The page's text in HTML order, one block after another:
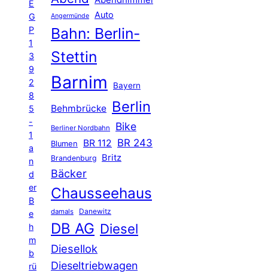
E
G
P
1
3
9
2
8
5
-
1
a
n
d
er
B
e
h
m
b
rü
Angermünde Auto
Bahn: Berlin-
Stettin
Barnim Bayern
Behmbrücke Berlin
Berliner Nordbahn Bike
Blumen BR 112 BR 243
Brandenburg Britz
Bäcker
Chausseehaus
damals Danewitz
DB AG Diesel
Diesellok
Dieseltriebwagen